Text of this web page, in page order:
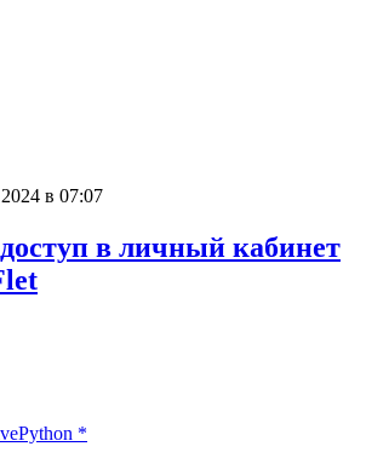
в 07:07
в личный кабинет
Python *